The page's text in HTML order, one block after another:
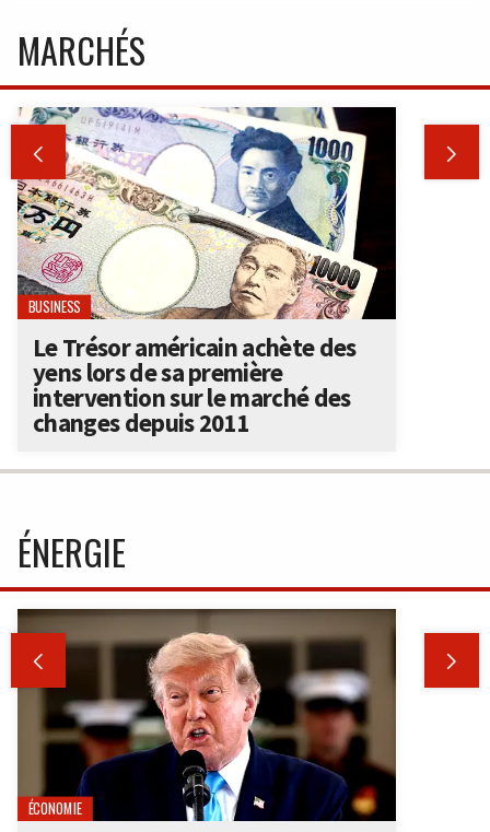
MARCHÉS
 
BUSINESS
Le Trésor américain achète des
yens lors de sa première
intervention sur le marché des
changes depuis 2011
ÉNERGIE
 
ÉCONOMIE